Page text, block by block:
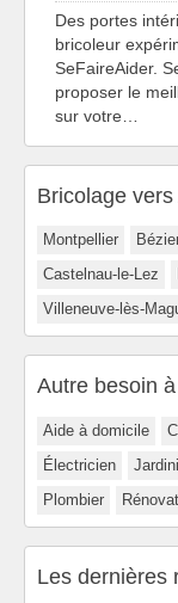
Des portes
bricoleur
SeFaireAider.
proposer le
sur votre…
Bricolage vers
Montpellier
Castelnau-le-Lez
Villeneuve-lès-
Autre besoin
Aide à domicile
Électricien
Plombier
Les dernières